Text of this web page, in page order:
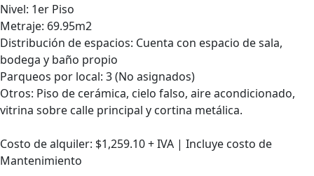
Nivel: 1er Piso
Metraje: 69.95m2
Distribución de espacios: Cuenta con espacio de sala,
bodega y baño propio
Parqueos por local: 3 (No asignados)
Otros: Piso de cerámica, cielo falso, aire acondicionado,
vitrina sobre calle principal y cortina metálica.
Costo de alquiler: $1,259.10 + IVA | Incluye costo de
Mantenimiento